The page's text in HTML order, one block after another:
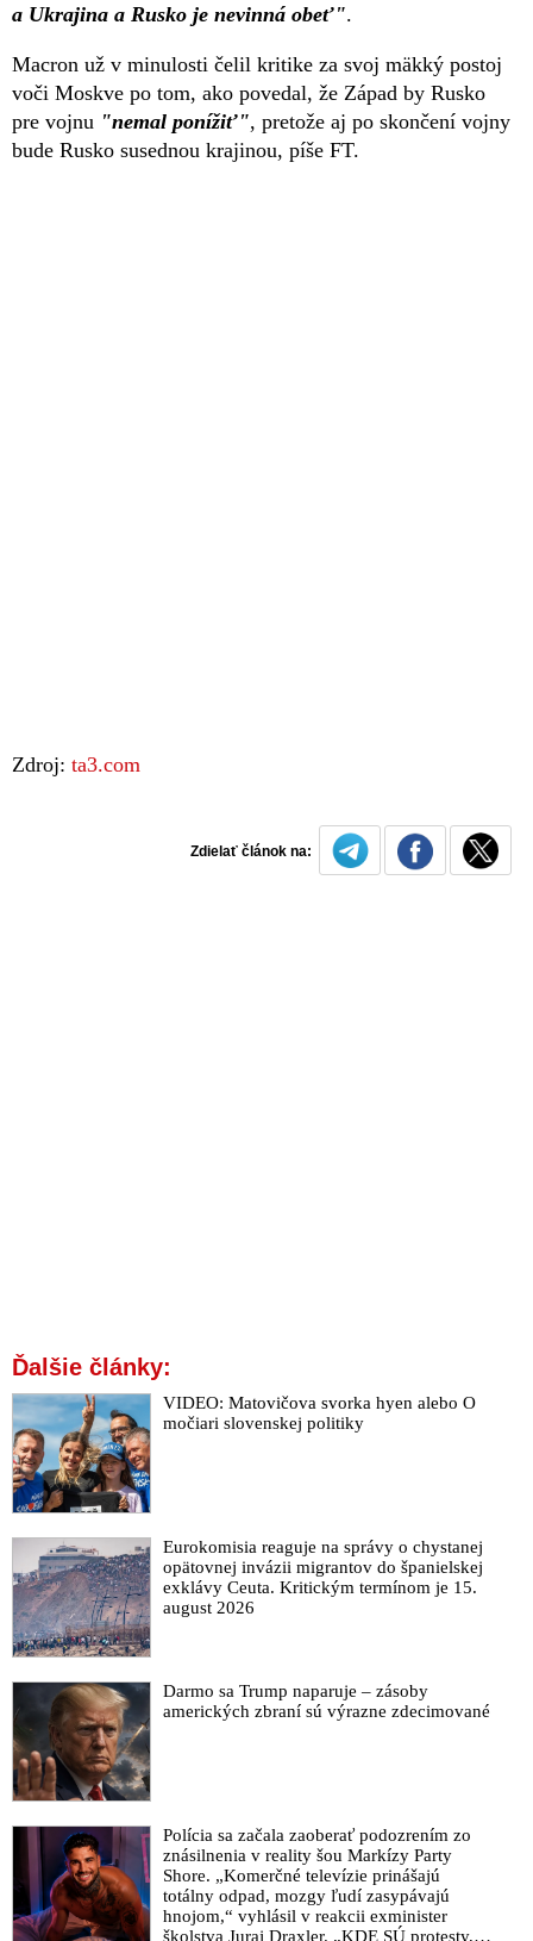
a Ukrajina a Rusko je nevinná obeť".
Macron už v minulosti čelil kritike za svoj mäkký postoj
voči Moskve po tom, ako povedal, že Západ by Rusko
pre vojnu "nemal ponížiť", pretože aj po skončení vojny
bude Rusko susednou krajinou, píše FT.
Zdroj: ta3.com
Zdielať článok na:
Ďalšie články:
VIDEO: Matovičova svorka hyen alebo O
močiari slovenskej politiky
Eurokomisia reaguje na správy o chystanej
opätovnej invázii migrantov do španielskej
exklávy Ceuta. Kritickým termínom je 15.
august 2026
Darmo sa Trump naparuje – zásoby
amerických zbraní sú výrazne zdecimované
Polícia sa začala zaoberať podozrením zo
znásilnenia v reality šou Markízy Party
Shore. „Komerčné televízie prinášajú
totálny odpad, mozgy ľudí zasypávajú
hnojom,“ vyhlásil v reakcii exminister
školstva Juraj Draxler. „KDE SÚ protesty,